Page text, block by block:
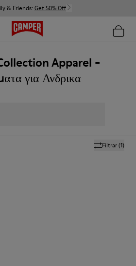
& Friends: Get 50% Off
Apparel -
για Ανδρικα
Filtrar(1)